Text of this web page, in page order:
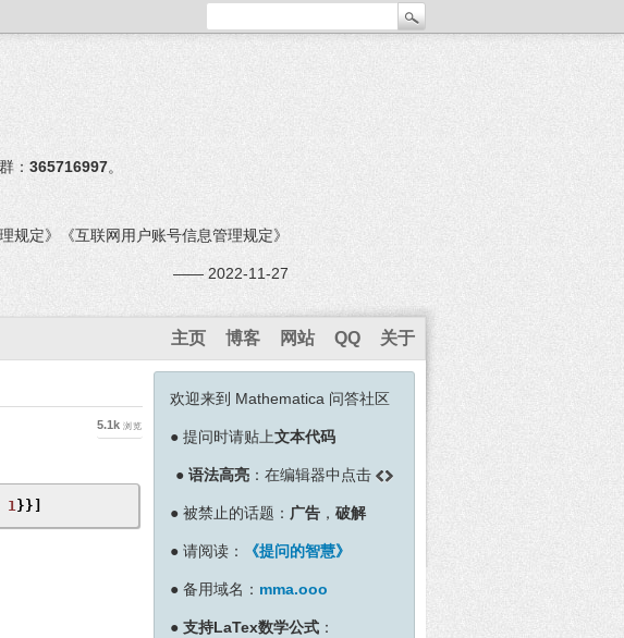
： 365716997。
规定》《互联网用户账号信息管理规定》
—— 2022-11-27
关于
QQ
网站
博客
主页
欢迎来到 Mathematica 问答社区
● 提问时请贴上文本代码
● 语法高亮 ：在编辑器中点击
● 被禁止的话题： 广告 ， 破解
● 请阅读： 《提问的智慧》
● 备用域名： mma.ooo
● 支持LaTex数学公式 ：
5.1k 浏览
1}}]